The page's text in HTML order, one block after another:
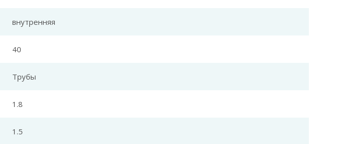
внутренняя
40
Трубы
1.8
1.5